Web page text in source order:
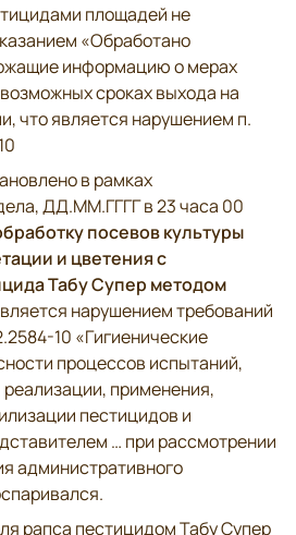
площадей не
«Обработано
информацию о мерах
сроках выхода на
что является нарушением п.
в рамках
ДД.ММ.ГГГГ в 23 часа 00
посевов культуры
и цветения с
Табу Супер методом
нарушением требований
10 «Гигиенические
процессов испытаний,
применения,
пестицидов и
… при рассмотрении
административного
рапса пестицидом Табу Супер